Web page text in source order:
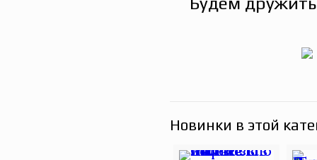
Новинки в этой